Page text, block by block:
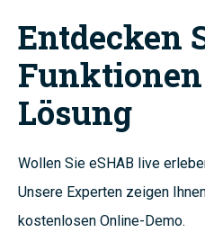
Entdecken
Funktionen
Lösung
Wollen Sie eSHAB live
Unsere Experten zeigen
kostenlosen Online-Demo.